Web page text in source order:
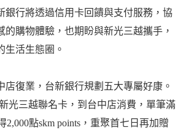
銀行將透過信用卡回饋與支付服務，協
的購物體驗，也期盼與新光三越攜手，
生活生態圈。
店復業，台新銀行規劃五大專屬好康。
光三越聯名卡，到台中店消費，單筆滿
2,000點skm points，重聚首七日再加贈